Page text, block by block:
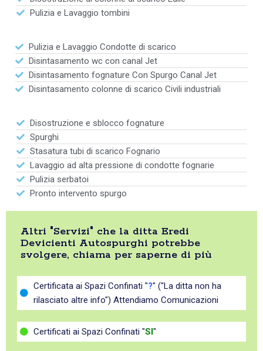
Pulizia e Lavaggio tombini
Pulizia e Lavaggio Condotte di scarico
Disintasamento wc con canal Jet
Disintasamento fognature Con Spurgo Canal Jet
Disintasamento colonne di scarico Civili industriali
Disostruzione e sblocco fognature
Spurghi
Stasatura tubi di scarico Fognario
Lavaggio ad alta pressione di condotte fognarie
Pulizia serbatoi
Pronto intervento spurgo
Altri "Servizi" che la ditta Eredi
Devicienti Autospurghi potrebbe
svolgere, chiama per saperne di più
Certificata ai Spazi Confinati "?" ("La ditta non ha
rilasciato altre info") Attendiamo Comunicazioni
Certificati ai Spazi Confinati "SI "